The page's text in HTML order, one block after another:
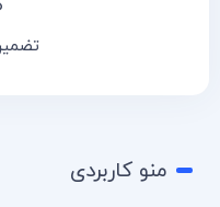
منو کاربردی